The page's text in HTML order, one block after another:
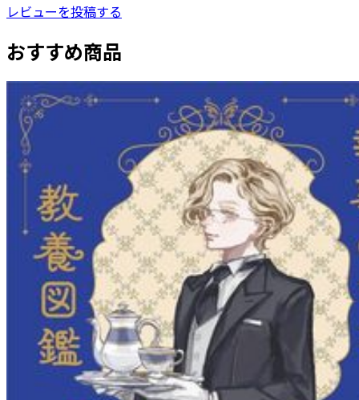
レビューを投稿する
おすすめ商品